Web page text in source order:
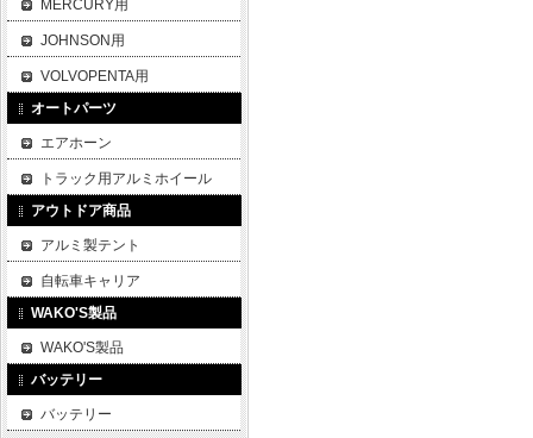
MERCURY用
JOHNSON用
VOLVOPENTA用
オートパーツ
エアホーン
トラック用アルミホイール
アウトドア商品
アルミ製テント
自転車キャリア
WAKO'S製品
WAKO'S製品
バッテリー
バッテリー